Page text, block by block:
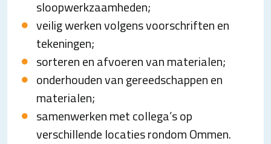
sloopwerkzaamheden;
veilig werken volgens voorschriften en
tekeningen;
sorteren en afvoeren van materialen;
onderhouden van gereedschappen en
materialen;
samenwerken met collega’s op
verschillende locaties rondom Ommen.